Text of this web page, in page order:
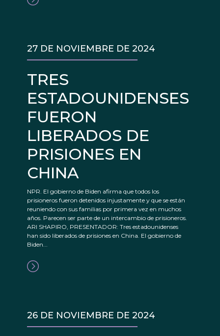
TRES
ESTADOUNIDENSES
FUERON
LIBERADOS DE
PRISIONES EN
CHINA
27 DE NOVIEMBRE DE 2024
NPR. El gobierno de Biden afirma que todos los
prisioneros fueron detenidos injustamente y que se están
reuniendo con sus familias por primera vez en muchos
años. Parecen ser parte de un intercambio de prisioneros.
ARI SHAPIRO, PRESENTADOR: Tres estadounidenses
han sido liberados de prisiones en China. El gobierno de
Biden...
26 DE NOVIEMBRE DE 2024